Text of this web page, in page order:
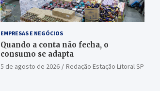
EMPRESAS E NEGÓCIOS
Quando a conta não fecha, o
consumo se adapta
5 de agosto de 2026 Redação Estação Litoral SP